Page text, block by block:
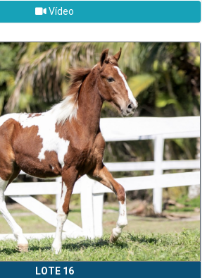
Vídeo
LOTE 16